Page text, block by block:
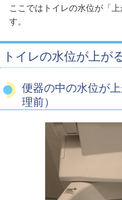
ここではトイレの水位が「
す。
トイレの水位が上が
便器の中の水位が
理前）